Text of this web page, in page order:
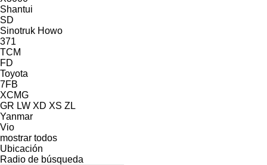
Shantui
SD
Sinotruk Howo
371
TCM
FD
Toyota
7FB
XCMG
GR LW XD XS ZL
Yanmar
Vio
mostrar todos
Ubicación
Radio de búsqueda